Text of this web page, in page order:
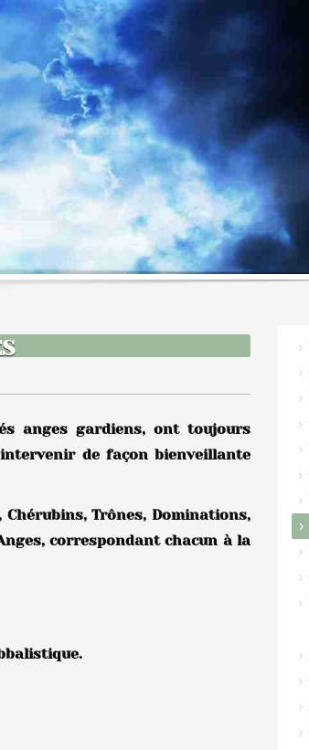
anges gardiens, ont toujours
de façon bienveillante
Trônes, Dominations,
correspondant chacun à la